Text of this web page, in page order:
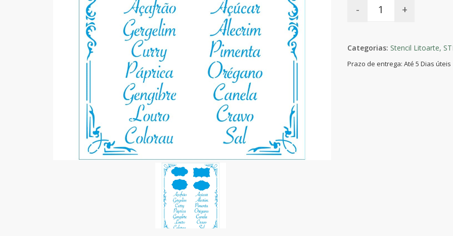
- +
Categorias: Stencil Litoarte,
Prazo de entrega: Até 5 Dias úteis